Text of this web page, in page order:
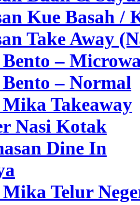
Kue Basah /
Take Away
–
– Normal
Takeaway
Nasi Kotak
Dine In
Telur